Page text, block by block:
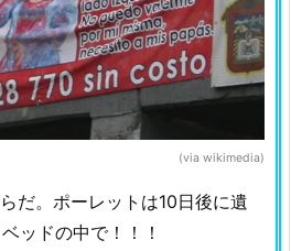
(via wikimedia)
だ。ポーレットは10日後に遺
ッドの中で！！！